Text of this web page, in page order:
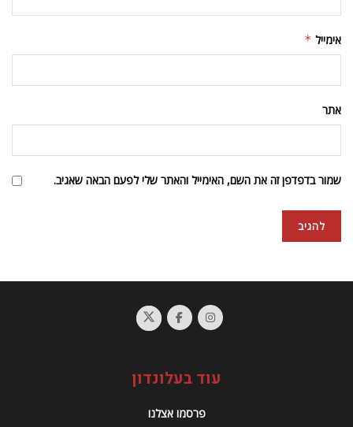
אימייל *
אתר
שמור בדפדפן זה את השם, האימייל והאתר שלי לפעם הבאה שאגיב.
עוד בעלונדון
פרסמו אצלנו